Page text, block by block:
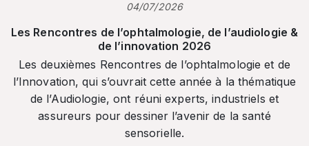
04/07/2026
Les Rencontres de l’ophtalmologie, de l’audiologie &
de l’innovation 2026
Les deuxièmes Rencontres de l’ophtalmologie et de
l’Innovation, qui s’ouvrait cette année à la thématique
de l’Audiologie, ont réuni experts, industriels et
assureurs pour dessiner l’avenir de la santé
sensorielle.